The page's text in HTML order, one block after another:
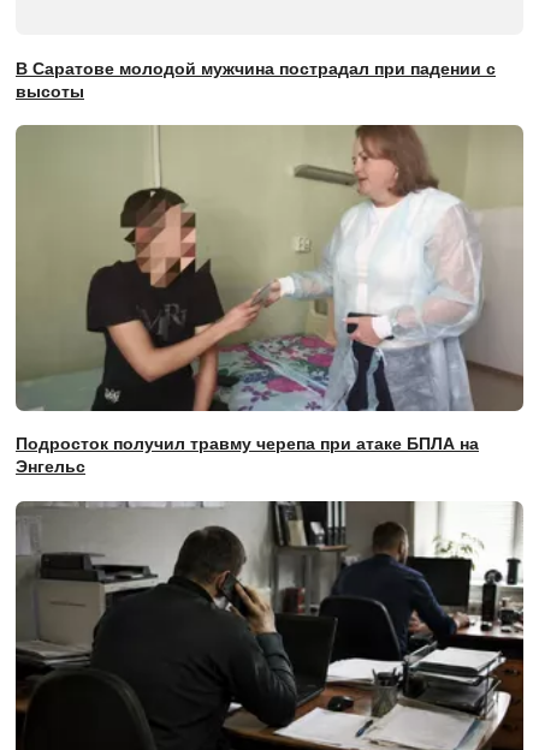
В Саратове молодой мужчина пострадал при падении с
высоты
Подросток получил травму черепа при атаке БПЛА на
Энгельс